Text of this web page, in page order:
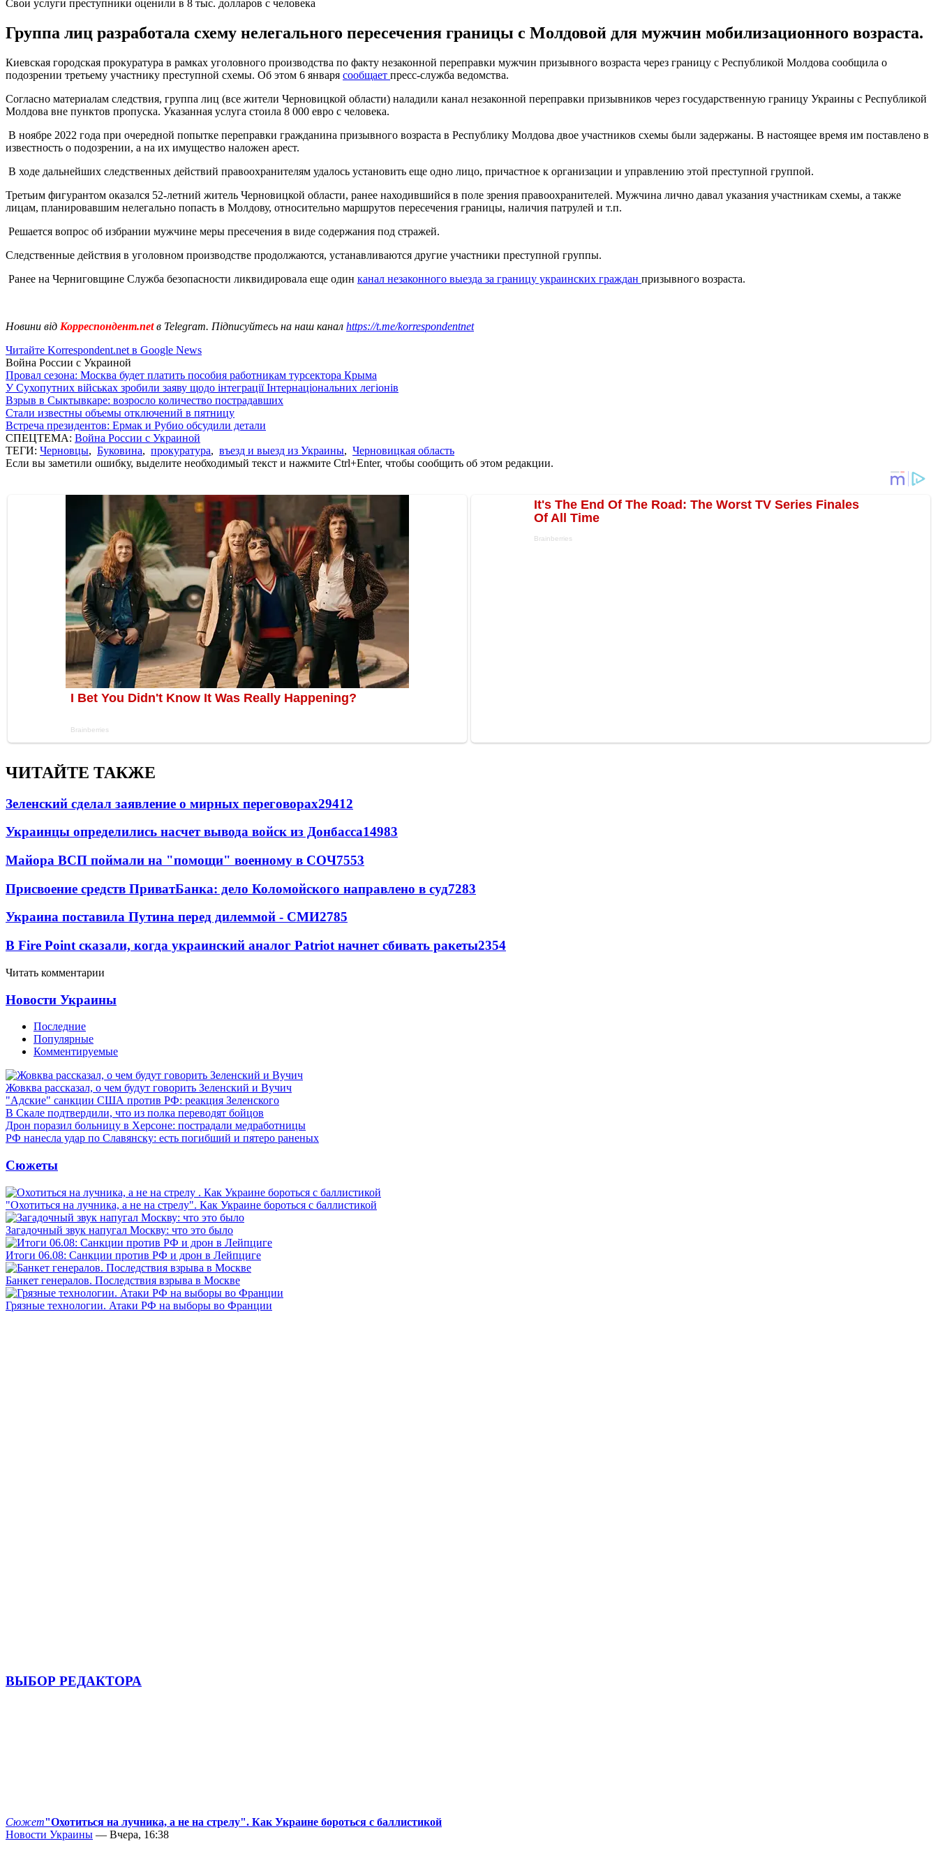
Свои услуги преступники оценили в 8 тыс. долларов с человека
Группа лиц разработала схему нелегального пересечения границы с Молдовой для мужчин мобилизационного возраста.
Киевская городская прокуратура в рамках уголовного производства по факту незаконной переправки мужчин призывного возраста через границу с Республикой Молдова сообщила о
подозрении третьему участнику преступной схемы. Об этом 6 января сообщает пресс-служба ведомства.
Согласно материалам следствия, группа лиц (все жители Черновицкой области) наладили канал незаконной переправки призывников через государственную границу Украины с Республикой
Молдова вне пунктов пропуска. Указанная услуга стоила 8 000 евро с человека.
В ноябре 2022 года при очередной попытке переправки гражданина призывного возраста в Республику Молдова двое участников схемы были задержаны. В настоящее время им поставлено в
известность о подозрении, а на их имущество наложен арест.
В ходе дальнейших следственных действий правоохранителям удалось установить еще одно лицо, причастное к организации и управлению этой преступной группой.
Третьим фигурантом оказался 52-летний житель Черновицкой области, ранее находившийся в поле зрения правоохранителей. Мужчина лично давал указания участникам схемы, а также
лицам, планировавшим нелегально попасть в Молдову, относительно маршрутов пересечения границы, наличия патрулей и т.п.
Решается вопрос об избрании мужчине меры пресечения в виде содержания под стражей.
Следственные действия в уголовном производстве продолжаются, устанавливаются другие участники преступной группы.
Ранее на Черниговщине Служба безопасности ликвидировала еще один канал незаконного выезда за границу украинских граждан призывного возраста.
Новини від Корреспондент.netв Telegram. Підписуйтесь на наш канал https://t.me/korrespondentnet
Читайте Korrespondent.net в Google News
Война России с Украиной
Провал сезона: Москва будет платить пособия работникам турсектора Крыма
У Сухопутних військах зробили заяву щодо інтеграції Інтернаціональних легіонів
Взрыв в Сыктывкаре: возросло количество пострадавших
Стали известны объемы отключений в пятницу
Встреча президентов: Ермак и Рубио обсудили детали
СПЕЦТЕМА: Война России с Украиной
ТЕГИ: Черновцы, Буковина, прокуратура, въезд и выезд из Украины, Черновицкая область
Если вы заметили ошибку, выделите необходимый текст и нажмите Ctrl+Enter, чтобы сообщить об этом редакции.
ЧИТАЙТЕ ТАКЖЕ
Зеленский сделал заявление о мирных переговорах29412
Украинцы определились насчет вывода войск из Донбасса14983
Майора ВСП поймали на "помощи" военному в СОЧ7553
Присвоение средств ПриватБанка: дело Коломойского направлено в суд7283
Украина поставила Путина перед дилеммой - СМИ2785
В Fire Point сказали, когда украинский аналог Patriot начнет сбивать ракеты2354
Читать комментарии
Новости Украины
Последние
Популярные
Комментируемые
Жовква рассказал, о чем будут говорить Зеленский и Вучич
"Адские" санкции США против РФ: реакция Зеленского
В Скале подтвердили, что из полка переводят бойцов
Дрон поразил больницу в Херсоне: пострадали медработницы
РФ нанесла удар по Славянску: есть погибший и пятеро раненых
Сюжеты
"Охотиться на лучника, а не на стрелу". Как Украине бороться с баллистикой
Загадочный звук напугал Москву: что это было
Итоги 06.08: Санкции против РФ и дрон в Лейпциге
Банкет генералов. Последствия взрыва в Москве
Грязные технологии. Атаки РФ на выборы во Франции
ВЫБОР РЕДАКТОРА
Сюжет"Охотиться на лучника, а не на стрелу". Как Украине бороться с баллистикой
Новости Украины — Вчера, 16:38